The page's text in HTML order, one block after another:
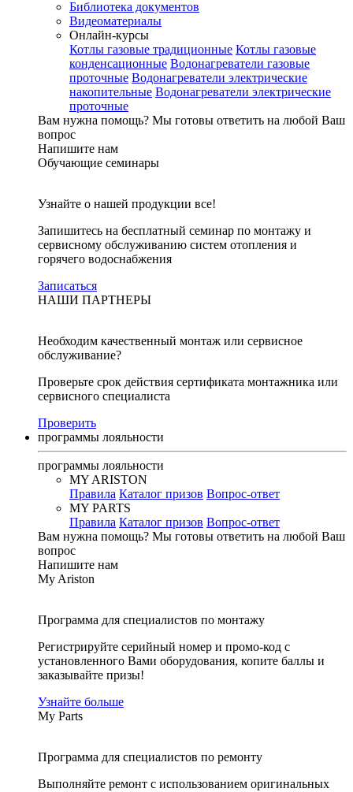
Библиотека документов
Видеоматериалы
Онлайн-курсы
Котлы газовые традиционные Котлы газовые
конденсационные Водонагреватели газовые
проточные Водонагреватели электрические
накопительные Водонагреватели электрические
проточные
Вам нужна помощь? Мы готовы ответить на любой Ваш
вопрос
Напишите нам
Обучающие семинары
Узнайте о нашей продукции все!
Запишитесь на бесплатный семинар по монтажу и
сервисному обслуживанию систем отопления и
горячего водоснабжения
Записаться
НАШИ ПАРТНЕРЫ
Необходим качественный монтаж или сервисное
обслуживание?
Проверьте срок действия сертификата монтажника или
сервисного специалиста
Проверить
программы лояльности
программы лояльности
MY ARISTON
Правила Каталог призов Вопрос-ответ
MY PARTS
Правила Каталог призов Вопрос-ответ
Вам нужна помощь? Мы готовы ответить на любой Ваш
вопрос
Напишите нам
My Ariston
Программа для специалистов по монтажу
Регистрируйте серийный номер и промо-код с
установленного Вами оборудования, копите баллы и
заказывайте призы!
Узнайте больше
My Parts
Программа для специалистов по ремонту
Выполняйте ремонт с использованием оригинальных